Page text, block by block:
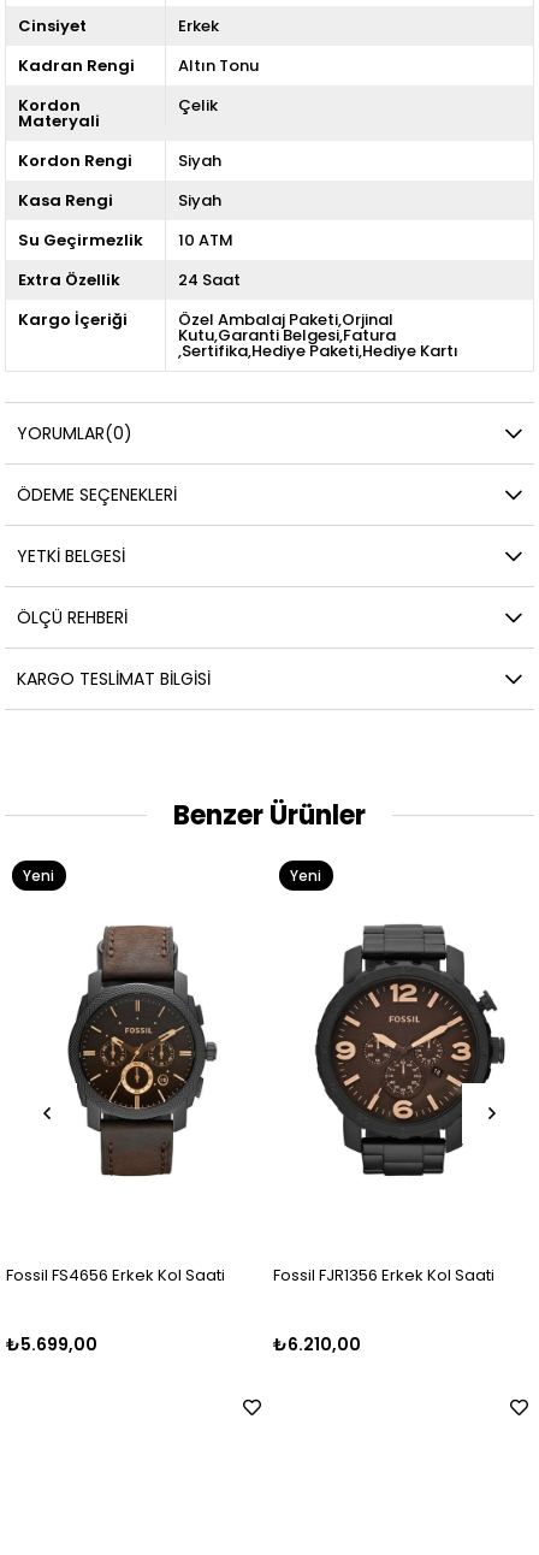
Cinsiyet
Erkek
Kadran Rengi
Altın Tonu
Kordon
Materyali
Çelik
Kordon Rengi
Siyah
Kasa Rengi
Siyah
Su Geçirmezlik
10 ATM
Extra Özellik
24 Saat
Kargo İçeriği
Özel Ambalaj Paketi,Orjinal
Kutu,Garanti Belgesi,Fatura
,Sertifika,Hediye Paketi,Hediye Kartı
YORUMLAR(0)
ÖDEME SEÇENEKLERI
YETKİ BELGESİ
ÖLÇÜ REHBERI
KARGO TESLIMAT BILGISI
Benzer Ürünler
Fossil FS4656 Erkek Kol Saati
₺5.699,00
Yeni
Fossil FJR1356 Erkek Kol Saati
₺6.210,00
Yeni